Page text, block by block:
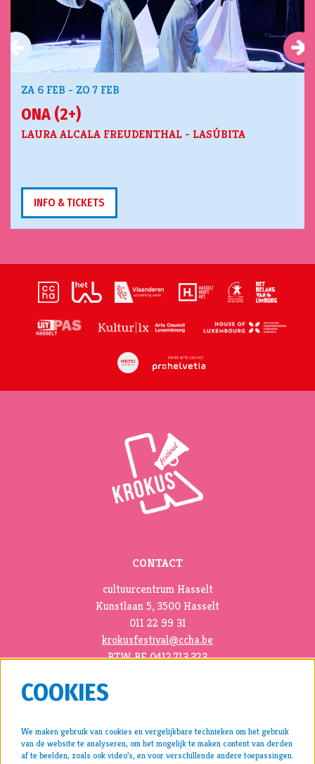
ONA (2+)
LAURA ALCALA FREUDENTHAL - LASÚBITA
ZA 6 FEB - ZO 7 FEB
INFO & TICKETS
CONTACT
cultuurcentrum Hasselt
Kunstlaan 5, 3500 Hasselt
011 22 99 31
krokusfestival@ccha.be
BTW BE 0412.713.323
pers >
COOKIES
We maken gebruik van cookies en vergelijkbare technieken om het gebruik
van de website te analyseren, om het mogelijk te maken content van derden
af te beelden, zoals ook video’s, en voor verschillende andere toepassingen.